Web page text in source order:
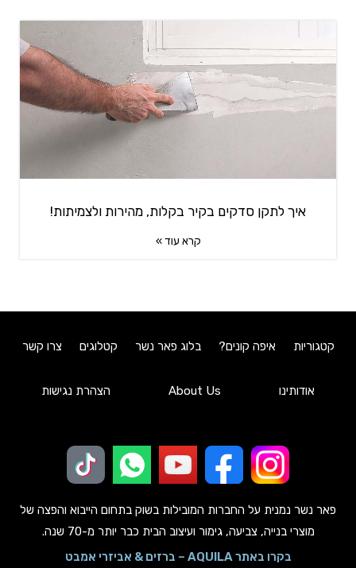
איך לתקן סדקים בקיר בקלות, מהירות ולצמיתות!
קרא עוד »
קטגוריות איפה קונים? בלוג פאר נשר קטלוגים צרו קשר
אודותינו About Us הצהרת נגישות
פאר נשר נמנית על החברות המובילות בשוק בתחום הייבוא והפצה של
מוצרי בנייה, צביעה, גימור ועיצוב הבית כבר יותר מ-70 שנה.
בקרו באתר AQUILA – ברזים & אביזרי אמבט